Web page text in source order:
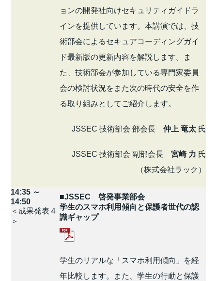
ョンの開発社向けセキュリティガイドラ
インを提供しています。本講演では、技
術部会によるセキュアコーディングガイ
ド最新版の更新内容を解説します。ま
た、技術部会が参加している専門家委員
会の検討状況をまた次の時代の安全を作
る取り組みとしてご紹介します。
JSSEC 技術部会 部会長仲上 竜太 氏
JSSEC 技術部会 副部会長宮崎 力 氏
（株式会社ラック）
14:35 ～
14:50
＜成果発表４
＞
■JSSEC 啓発事業部会
学生のスマホ利用傾向と保護者世代の認
識ギャップ
学生のリアルな「スマホ利用傾向」を経
年比較します。また、学生の行動と保護